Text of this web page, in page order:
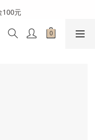
同請分開結帳)
100元
同請分開結帳)